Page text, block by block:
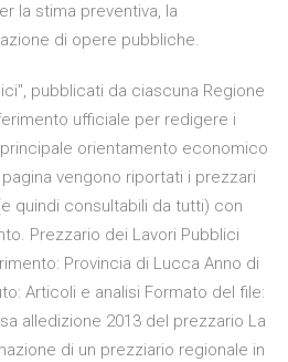
la stima preventiva, la
di opere pubbliche.
pubblicati da ciascuna Regione
ufficiale per redigere i
orientamento economico
vengono riportati i prezzari
quindi consultabili da tutti) con
Prezzario dei Lavori Pubblici
Provincia di Lucca Anno di
Articoli e analisi Formato del file:
alledizione 2013 del prezzario La
di un prezziario regionale in